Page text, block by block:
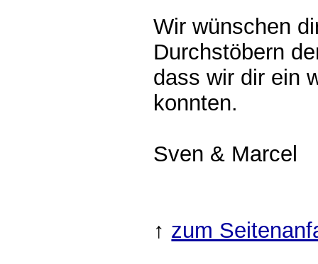
Wir wünschen
Durchstöbern
dass wir dir ein
konnten.
Sven & Marcel
↑ zum